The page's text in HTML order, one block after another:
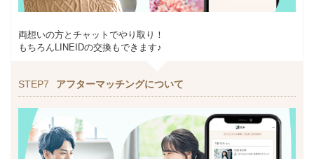
両想いの方とチャットでやり取り！
もちろんLINEIDの交換もできます♪
STEP7 アフターマッチングについて